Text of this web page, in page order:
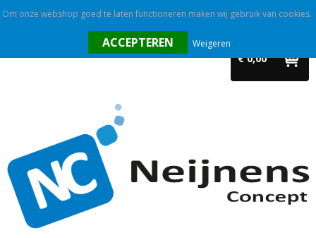
€ 0,00
Promotietextiel
Tassen
Alle categorieën
Custom made
Om onze webshop goed te laten functioneren maken wij gebruik van cookies.
Weigeren